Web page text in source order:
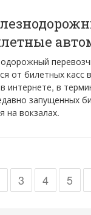
от билетных касс
интернете, в
запущенных
на вокзалах.
3 4 5